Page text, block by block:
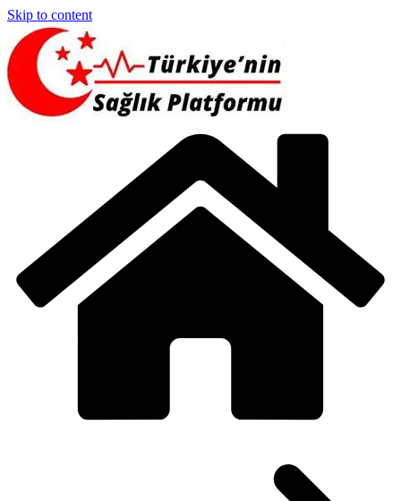
Skip to content